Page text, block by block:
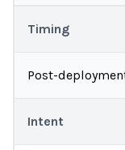
Timing
Post-
Intent